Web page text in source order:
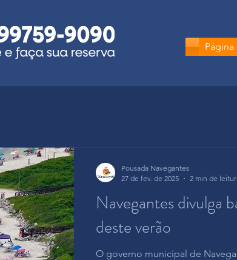
Página
Navegantes divulga
deste verão
O governo municipal de
Pousada Navegantes
27 de fev. de 2025
2 min de